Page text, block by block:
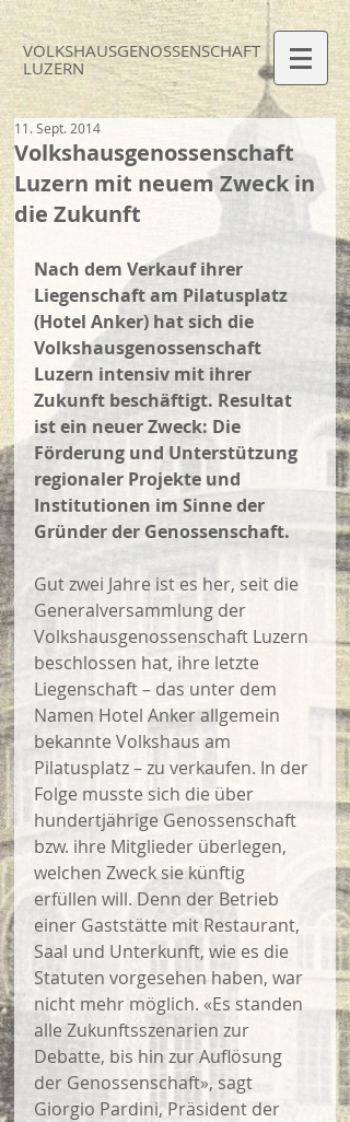
VOLKSHAUSGENOSSENSCHAFT
LUZERN
Volkshausgenossenschaft
Luzern mit neuem Zweck in
die Zukunft
11. Sept. 2014
Nach dem Verkauf ihrer
Liegenschaft am Pilatusplatz
(Hotel Anker) hat sich die
Volkshausgenossenschaft
Luzern intensiv mit ihrer
Zukunft beschäftigt. Resultat
ist ein neuer Zweck: Die
Förderung und Unterstützung
regionaler Projekte und
Institutionen im Sinne der
Gründer der Genossenschaft.
Gut zwei Jahre ist es her, seit die
Generalversammlung der
Volkshausgenossenschaft Luzern
beschlossen hat, ihre letzte
Liegenschaft – das unter dem
Namen Hotel Anker allgemein
bekannte Volkshaus am
Pilatusplatz – zu verkaufen. In der
Folge musste sich die über
hundertjährige Genossenschaft
bzw. ihre Mitglieder überlegen,
welchen Zweck sie künftig
erfüllen will. Denn der Betrieb
einer Gaststätte mit Restaurant,
Saal und Unterkunft, wie es die
Statuten vorgesehen haben, war
nicht mehr möglich. «Es standen
alle Zukunftsszenarien zur
Debatte, bis hin zur Auflösung
der Genossenschaft», sagt
Giorgio Pardini, Präsident der